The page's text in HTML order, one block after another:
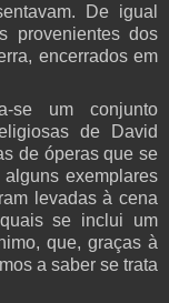
De igual
provenientes dos
encerrados em
se um conjunto
de David
de óperas que se
exemplares
levadas à cena
se inclui um
que, graças à
a saber se trata